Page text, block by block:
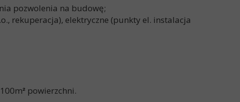
pozwolenia na budowę;
rekuperacja), elektryczne (punkty el. instalacja
² powierzchni.